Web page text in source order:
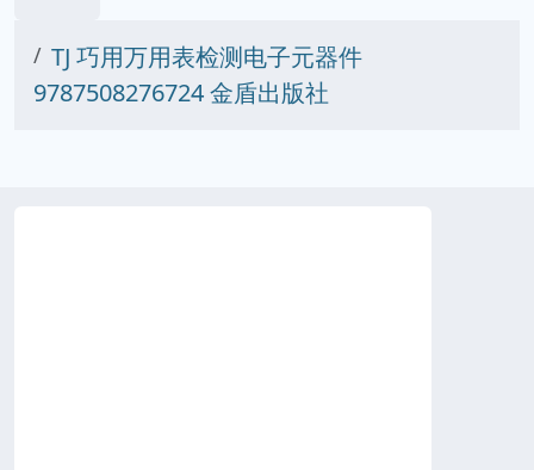
TJ 巧用万用表检测电子元器件
9787508276724 金盾出版社